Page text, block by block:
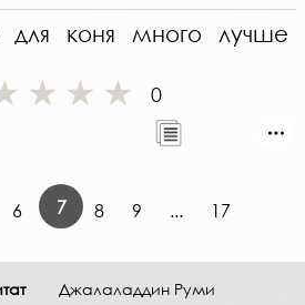
для коня много лучше
0
6 7 8 9 ... 17
Джалаладдин Руми